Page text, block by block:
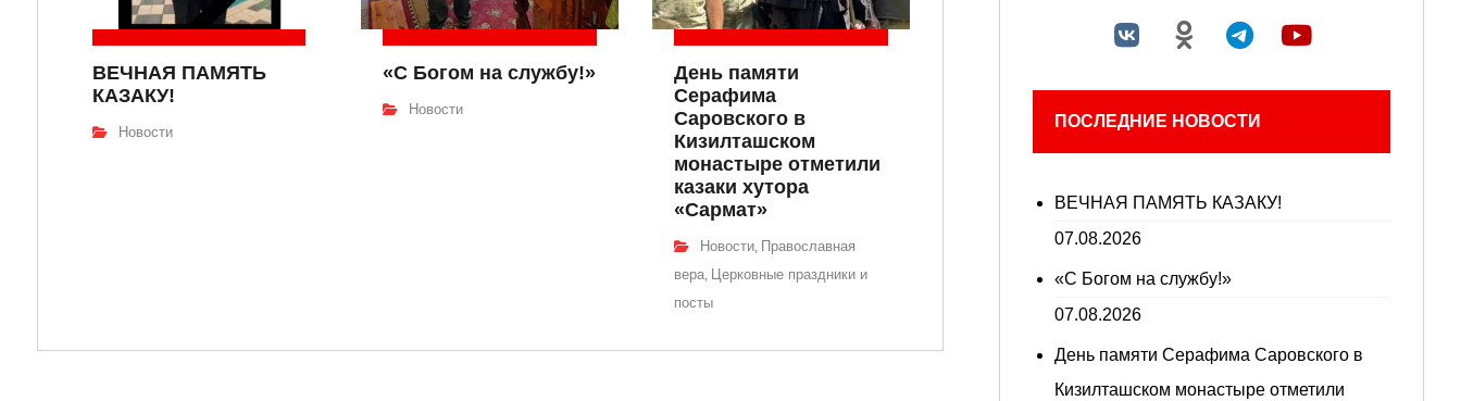
ВЕЧНАЯ ПАМЯТЬ
КАЗАКУ!
Новости
«С Богом на службу!»
Новости
День памяти
Серафима
Саровского в
Кизилташском
монастыре отметили
казаки хутора
«Сармат»
Новости, Православная
вера, Церковные праздники и
посты
ПОСЛЕДНИЕ НОВОСТИ
ВЕЧНАЯ ПАМЯТЬ КАЗАКУ!
07.08.2026
«С Богом на службу!»
07.08.2026
День памяти Серафима Саровского в
Кизилташском монастыре отметили